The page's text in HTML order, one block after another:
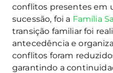
conflitos presentes em
sucessão, foi a Família
transição familiar foi
antecedência e
conflitos foram
garantindo a